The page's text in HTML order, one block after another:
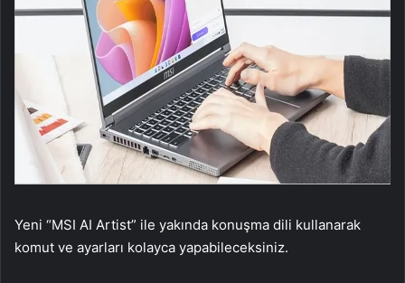
Yeni “MSI AI Artist” ile yakında konuşma dili kullanarak
komut ve ayarları kolayca yapabileceksiniz.